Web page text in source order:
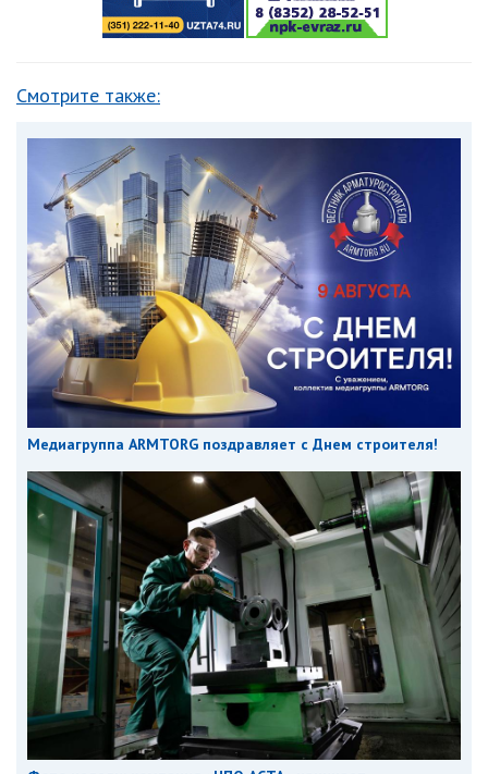
Смотрите также:
Медиагруппа ARMTORG поздравляет с Днем строителя!